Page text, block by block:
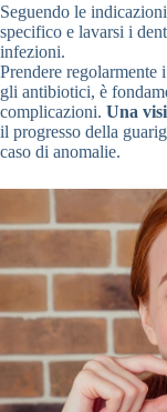
Seguendo le
specifico e lavarsi i
infezioni.
Prendere
gli antibiotici, è
complicazioni. Una
il progresso della
caso di anomalie.